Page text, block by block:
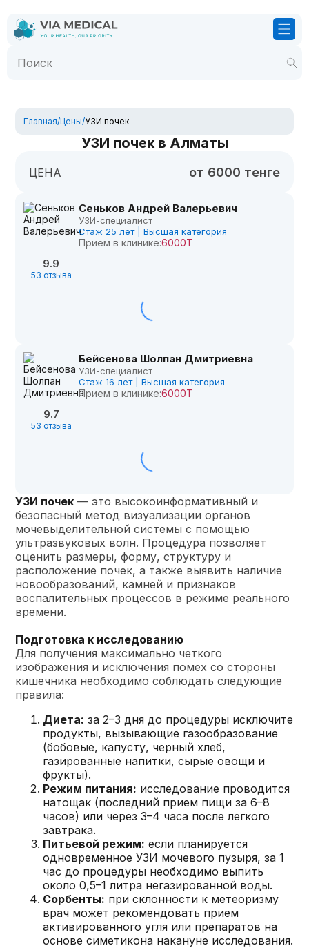
Главная/Цены/УЗИ почек
УЗИ почек в Алматы
ЦЕНА от 6000 тенге
9.9
53 отзыва
Сеньков Андрей Валерьевич
УЗИ-специалист
Стаж 25 лет | Высшая категория
Прием в клинике:6000Т
9.7
53 отзыва
Бейсенова Шолпан Дмитриевна
УЗИ-специалист
Стаж 16 лет | Высшая категория
Прием в клинике:6000Т
УЗИ почек — это высокоинформативный и
безопасный метод визуализации органов
мочевыделительной системы с помощью
ультразвуковых волн. Процедура позволяет
оценить размеры, форму, структуру и
расположение почек, а также выявить наличие
новообразований, камней и признаков
воспалительных процессов в режиме реального
времени.
Подготовка к исследованию
Для получения максимально четкого
изображения и исключения помех со стороны
кишечника необходимо соблюдать следующие
правила:
Диета: за 2–3 дня до процедуры исключите
продукты, вызывающие газообразование
(бобовые, капусту, черный хлеб,
газированные напитки, сырые овощи и
фрукты).
Режим питания: исследование проводится
натощак (последний прием пищи за 6–8
часов) или через 3–4 часа после легкого
завтрака.
Питьевой режим: если планируется
одновременное УЗИ мочевого пузыря, за 1
час до процедуры необходимо выпить
около 0,5–1 литра негазированной воды.
Сорбенты: при склонности к метеоризму
врач может рекомендовать прием
активированного угля или препаратов на
основе симетикона накануне исследования.